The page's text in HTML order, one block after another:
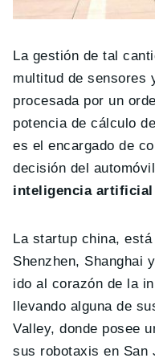
La gestión de tal
multitud de sensores
procesada por un
potencia de cálculo
es el encargado de
decisión del
inteligencia artificial
La startup china,
Shenzhen, Shanghai
ido al corazón de la
llevando alguna de
Valley, donde posee
sus robotaxis en San